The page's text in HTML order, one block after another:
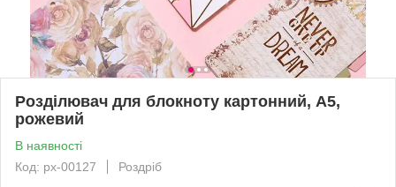
Розділювач для блокноту картонний, А5,
рожевий
В наявності
Код: px-00127
Роздріб